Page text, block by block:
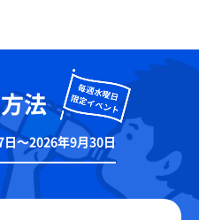
法
〜2026年9月30日